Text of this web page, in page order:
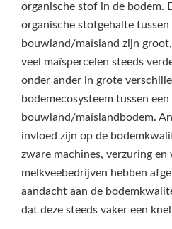
organische stof in de bodem.
organische stofgehalte tussen
bouwland/maïsland zijn
veel maïspercelen steeds
onder ander in grote
bodemecosysteem tussen
bouwland/maïslandbodem.
invloed zijn op de
zware machines, verzuring en
melkveebedrijven hebben
aandacht aan de
dat deze steeds vaker een